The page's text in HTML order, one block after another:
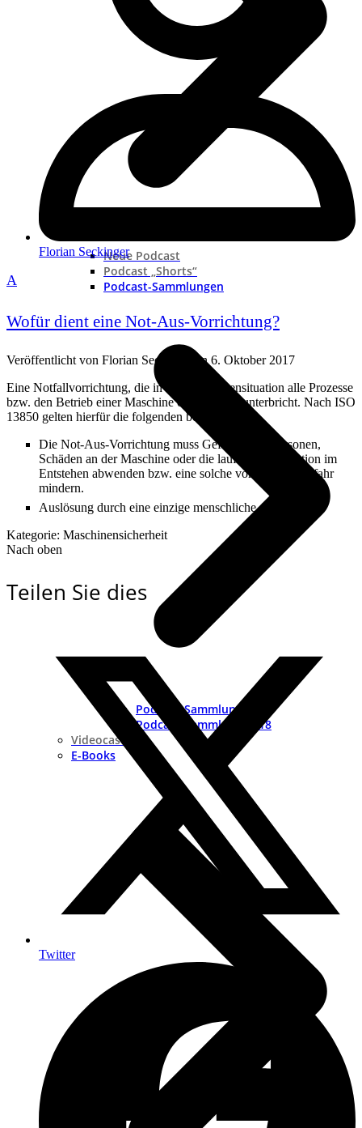
Neue Podcast
Podcast „Shorts“
Podcast-Sammlungen
Podcast-Sammlung 2019
Podcast-Sammlung 2018
Videocast
E-Books
Florian Seckinger
A
Wofür dient eine Not-Aus-Vorrichtung?
Veröffentlicht von Florian Seckinger an6. Oktober 2017
Eine Notfallvorrichtung, die in einer Gefahrensituation alle Prozesse
bzw. den Betrieb einer Maschine oder Anlage unterbricht. Nach ISO
13850 gelten hierfür die folgenden beiden Punkte.
Die Not-Aus-Vorrichtung muss Gefahren für Personen,
Schäden an der Maschine oder die laufende Produktion im
Entstehen abwenden bzw. eine solche vorhandene Gefahr
mindern.
Auslösung durch eine einzige menschliche Aktion.
Kategorie: Maschinensicherheit
Nach oben
Teilen Sie dies
Twitter